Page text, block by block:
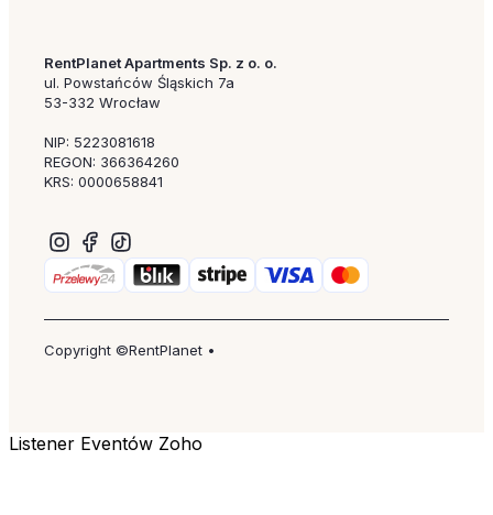
RentPlanet Apartments Sp. z o. o.
ul. Powstańców Śląskich 7a
53-332 Wrocław
NIP: 5223081618
REGON: 366364260
KRS: 0000658841
Copyright ©RentPlanet •
Listener Eventów Zoho